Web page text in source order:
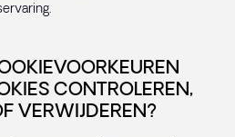
CONTROLEREN,
VERWIJDEREN?